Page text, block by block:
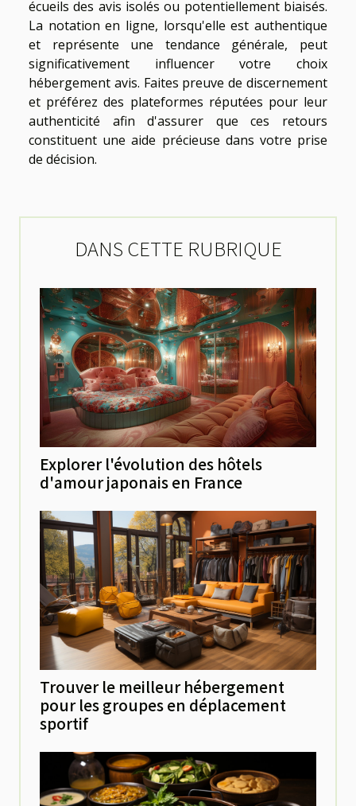
écueils des avis isolés ou potentiellement biaisés.
La notation en ligne, lorsqu'elle est authentique
et représente une tendance générale, peut
significativement influencer votre choix
hébergement avis. Faites preuve de discernement
et préférez des plateformes réputées pour leur
authenticité afin d'assurer que ces retours
constituent une aide précieuse dans votre prise
de décision.
DANS CETTE RUBRIQUE
Explorer l'évolution des hôtels
d'amour japonais en France
Trouver le meilleur hébergement
pour les groupes en déplacement
sportif